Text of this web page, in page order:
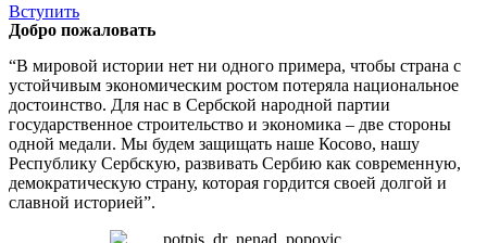
Вступить
Добро пожаловать
“В мировой истории нет ни одного примера, чтобы страна с
устойчивым экономическим ростом потеряла национальное
достоинство. Для нас в Сербской народной партии
государственное строительство и экономика – две стороны
одной медали. Мы будем защищать наше Косово, нашу
Республику Сербскую, развивать Сербию как современную,
демократическую страну, которая гордится своей долгой и
славной историей”.